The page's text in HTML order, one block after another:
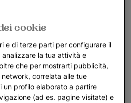
cookie
e di terze parti per configurare il
la tua attività e
che per mostrarti pubblicità,
correlata alle tue
un profilo elaborato a partire
(ad es. pagine visitate) e